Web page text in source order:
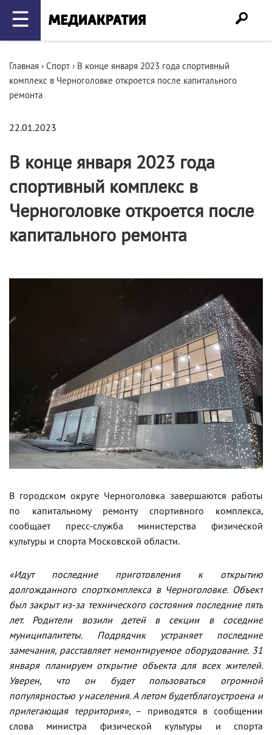
☰
Главная › Спорт › В конце января 2023 года спортивный
комплекс в Черноголовке откроется после капитального
ремонта
22.01.2023
В конце января 2023 года
спортивный комплекс в
Черноголовке откроется после
капитального ремонта
В городском округе Черноголовка завершаются работы
по капитальному ремонту спортивного комплекса,
сообщает пресс-служба министерства физической
культуры и спорта Московской области.
«Идут последние приготовления к открытию
долгожданного спорткомплекса в Черноголовке. Объект
был закрыт из-за технического состояния последние пять
лет. Родители возили детей в секции в соседние
муниципалитеты. Подрядчик устраняет последние
замечания, расставляет немонтируемое оборудование. 31
января планируем открытие объекта для всех жителей.
Уверен, что он будет пользоваться огромной
популярностью у населения. А летом будетблагоустроена и
прилегающая территория»,– приводятся в сообщении
слова министра физической культуры и спорта